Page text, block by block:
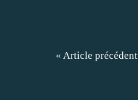
« Article précédent